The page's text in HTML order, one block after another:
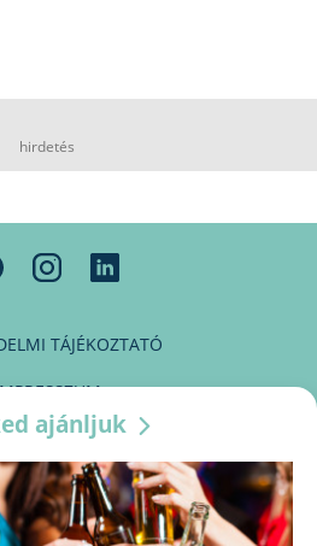
hirdetés
TÁJÉKOZTATÓ
KAPCSOLAT
ajánljuk